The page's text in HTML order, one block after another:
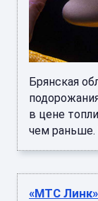
Брянская
в цене
чем раньше.
«МТС